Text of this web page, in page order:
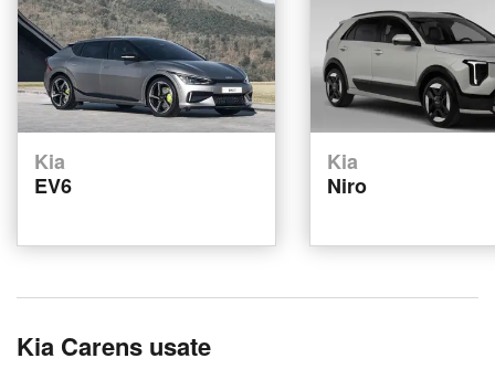
Kia
EV6
Kia
Niro
Kia Carens usate